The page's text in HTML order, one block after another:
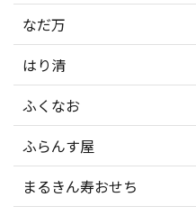
なだ万
はり清
ふくなお
ふらんす屋
まるきん寿おせち